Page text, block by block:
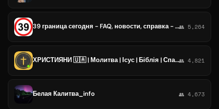
39 граница сегодня - FAQ, новости, справка - Калининград Литва Польша Германия Россия👥 5,264
ХРИСТИЯНИ 🇺🇦 | Молитва | Ісус | Біблія | Спасіння | Бог👥 4,821
Белая Калитва_info 👥 4,673